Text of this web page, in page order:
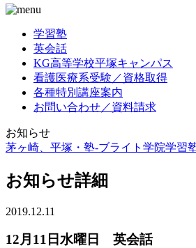
学習塾
英会話
KG高等学校平塚キャンパス
看護医療系受験／資格取得
各種特別講座案内
お問い合わせ／資料請求
お知らせ
茅ヶ崎、平塚・塾-ブライト学院学習
お知らせ詳細
2019.12.11
12月11日水曜日 英会話